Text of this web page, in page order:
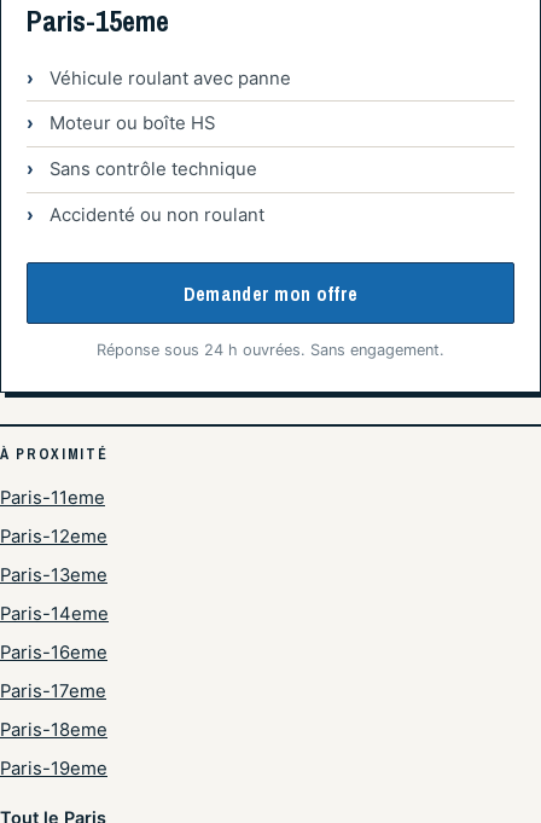
Paris-15eme
Véhicule roulant avec panne
Moteur ou boîte HS
Sans contrôle technique
Accidenté ou non roulant
Demander mon offre
Réponse sous 24 h ouvrées. Sans engagement.
À PROXIMITÉ
Paris-11eme
Paris-12eme
Paris-13eme
Paris-14eme
Paris-16eme
Paris-17eme
Paris-18eme
Paris-19eme
Tout le Paris